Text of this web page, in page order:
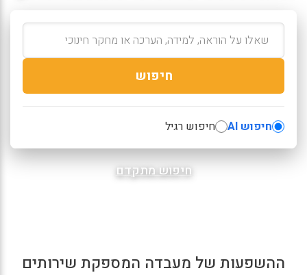
חיפוש
חיפוש AI חיפוש רגיל
חיפוש מתקדם
ההשפעות של מעבדה המספקת שירותים